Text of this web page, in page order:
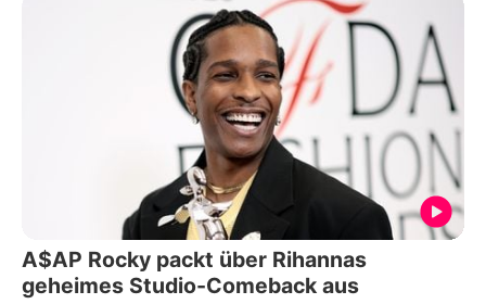
A$AP Rocky packt über Rihannas
geheimes Studio-Comeback aus